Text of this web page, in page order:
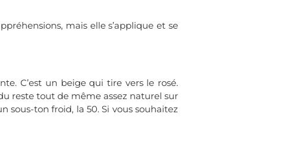
mais elle s’applique et se
C’est un beige qui tire vers le rosé.
reste tout de même assez naturel sur
sous-ton froid, la 50. Si vous souhaitez